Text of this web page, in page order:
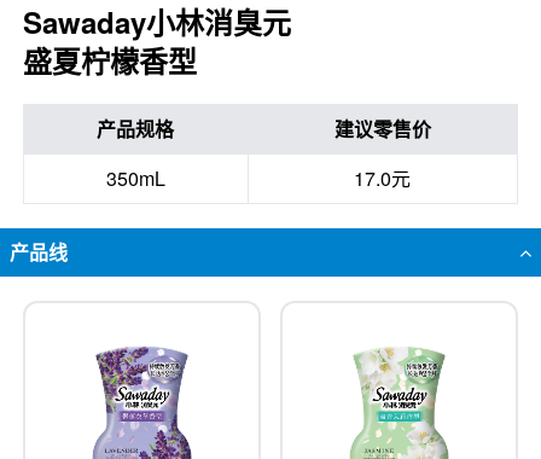
Sawaday小林消臭元
盛夏柠檬香型
产品规格
建议零售价
350mL
17.0元
产品线